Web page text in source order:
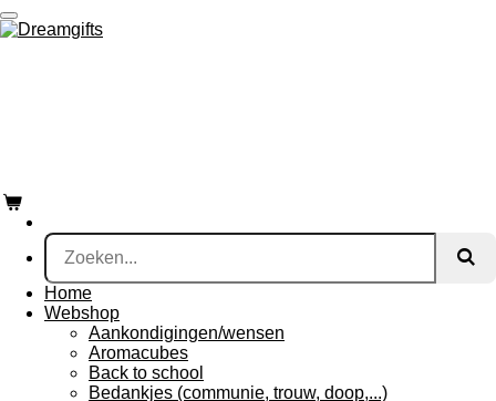
Ga
direct
Home
Webshop
Aankondigingen/wensen
Aromacubes
Back to school
Bedankjes (communie, trouw, doop,...)